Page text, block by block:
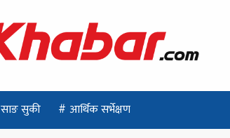
सुकी आर्थिक सर्भेक्षण